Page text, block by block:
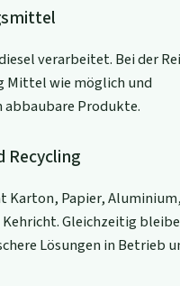
verarbeitet. Bei der
Mittel wie möglich und
Produkte.
Recycling
Karton, Papier,
Kehricht. Gleichzeitig
Lösungen in Betrieb